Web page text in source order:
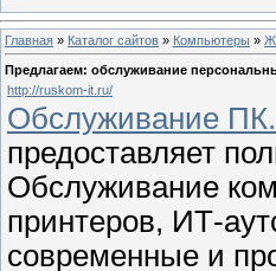
Главная » Каталог сайтов » Компьютеры »
Предлагаем: обслуживание
http://ruskom-it.ru/
Обслуживание
предоставляет
Обслуживание
принтеров, ИТ-
современные и